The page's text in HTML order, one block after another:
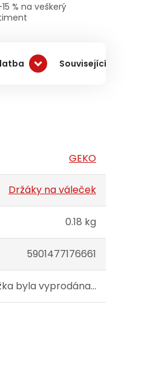
% na veškerý
Související produkty
GEKO
Držáky na váleček
0.18 kg
5901477176661
byla vyprodána…